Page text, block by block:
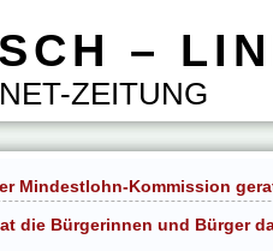
–
ZEITUNG
Mindestlohn-Kommission
die Bürgerinnen und Bürger